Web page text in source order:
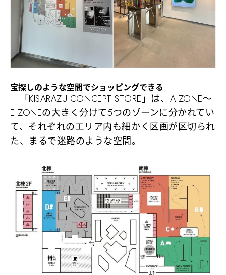
宝探しのような空間でショッピングできる
「KISARAZU CONCEPT STORE」は、A ZONE～
E ZONEの大きく分けて5つのゾーンに分かれてい
て、それぞれのエリア内も細かく区画が区切られ
た、まるで迷路のような空間。